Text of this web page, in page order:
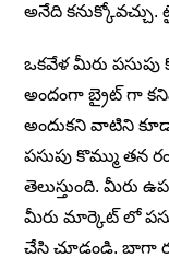
అనేది కనుక్కోవచ్చు.
ఒకవేళ మీరు
అందంగా బ్రైట్ గా
అందుకని వాటిని
పసుపు కొమ్ము తన
తెలుస్తుంది.
మీరు మార్కెట్ లో
చేసి చూడండి. బాగా